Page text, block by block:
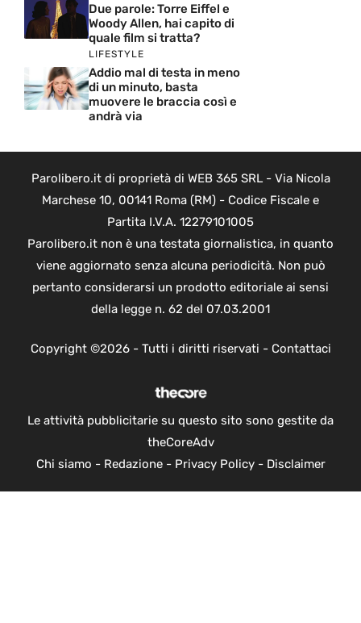
Due parole: Torre Eiffel e
Woody Allen, hai capito di
quale film si tratta?
LIFESTYLE
Addio mal di testa in meno
di un minuto, basta
muovere le braccia così e
andrà via
Parolibero.it di proprietà di WEB 365 SRL - Via Nicola
Marchese 10, 00141 Roma (RM) - Codice Fiscale e
Partita I.V.A. 12279101005
Parolibero.it non è una testata giornalistica, in quanto
viene aggiornato senza alcuna periodicità. Non può
pertanto considerarsi un prodotto editoriale ai sensi
della legge n. 62 del 07.03.2001
Copyright ©2026 - Tutti i diritti riservati - Contattaci
Le attività pubblicitarie su questo sito sono gestite da
theCoreAdv
Chi siamo - Redazione- Privacy Policy- Disclaimer